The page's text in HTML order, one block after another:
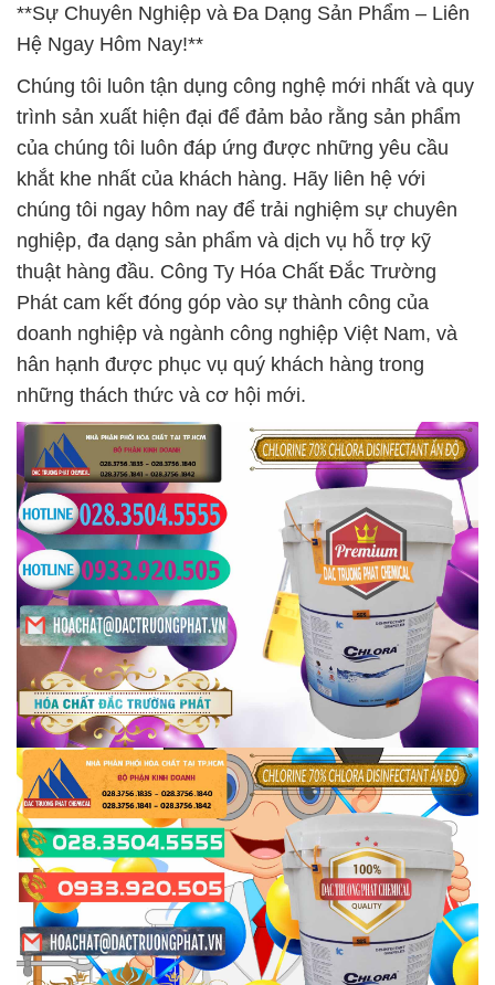
**Sự Chuyên Nghiệp và Đa Dạng Sản Phẩm – Liên
Hệ Ngay Hôm Nay!**
Chúng tôi luôn tận dụng công nghệ mới nhất và quy
trình sản xuất hiện đại để đảm bảo rằng sản phẩm
của chúng tôi luôn đáp ứng được những yêu cầu
khắt khe nhất của khách hàng. Hãy liên hệ với
chúng tôi ngay hôm nay để trải nghiệm sự chuyên
nghiệp, đa dạng sản phẩm và dịch vụ hỗ trợ kỹ
thuật hàng đầu. Công Ty Hóa Chất Đắc Trường
Phát cam kết đóng góp vào sự thành công của
doanh nghiệp và ngành công nghiệp Việt Nam, và
hân hạnh được phục vụ quý khách hàng trong
những thách thức và cơ hội mới.